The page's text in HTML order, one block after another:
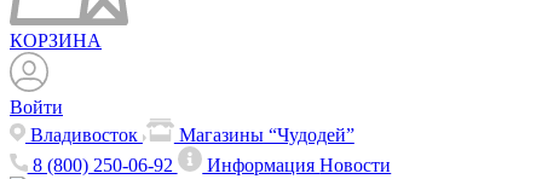
КОРЗИНА
Войти
Владивосток
Магазины “Чудодей”
8 (800) 250-06-92
ИнформацияНовости